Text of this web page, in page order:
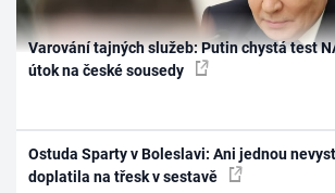
Varování tajných služeb: Putin chystá test
útok na české sousedy
Ostuda Sparty v Boleslavi: Ani jednou
doplatila na třesk v sestavě